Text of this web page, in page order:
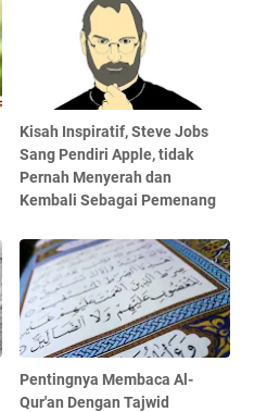
Kisah Inspiratif, Steve Jobs
Sang Pendiri Apple, tidak
Pernah Menyerah dan
Kembali Sebagai Pemenang
Pentingnya Membaca Al-
Qur'an Dengan Tajwid